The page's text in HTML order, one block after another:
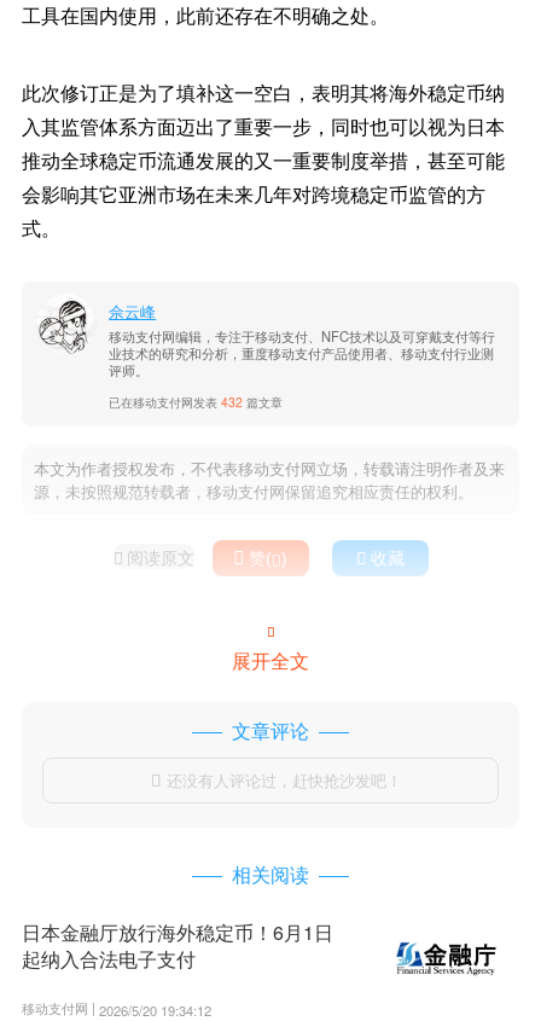
工具在国内使用，此前还存在不明确之处。
此次修订正是为了填补这一空白，表明其将海外稳定币纳
入其监管体系方面迈出了重要一步，同时也可以视为日本
推动全球稳定币流通发展的又一重要制度举措，甚至可能
会影响其它亚洲市场在未来几年对跨境稳定币监管的方
式。
佘云峰
移动支付网编辑，专注于移动支付、NFC技术以及可穿戴支付等行
业技术的研究和分析，重度移动支付产品使用者、移动支付行业测
评师。
已在移动支付网发表432 篇文章
本文为作者授权发布，不代表移动支付网立场，转载请注明作者及来
源，未按照规范转载者，移动支付网保留追究相应责任的权利。
 阅读原文  赞()  收藏

展开全文
文章评论
 还没有人评论过，赶快抢沙发吧！
相关阅读
日本金融厅放行海外稳定币！6月1日
起纳入合法电子支付
移动支付网 | 2026/5/20 19:34:12